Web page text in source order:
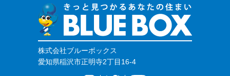
株式会社ブルーボックス
愛知県稲沢市正明寺2丁目16-4